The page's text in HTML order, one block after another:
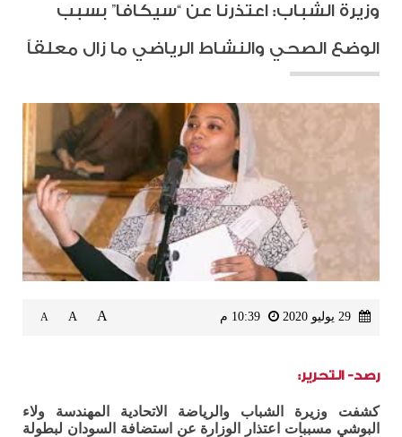
وزيرة الشباب: اعتذرنا عن “سيكافا” بسبب
الوضع الصحي والنشاط الرياضي ما زال معلقاً
A
A
A
رصد- التحرير:
كشفت وزيرة الشباب والرياضة الاتحادية المهندسة ولاء
البوشي مسببات اعتذار الوزارة عن استضافة السودان لبطولة